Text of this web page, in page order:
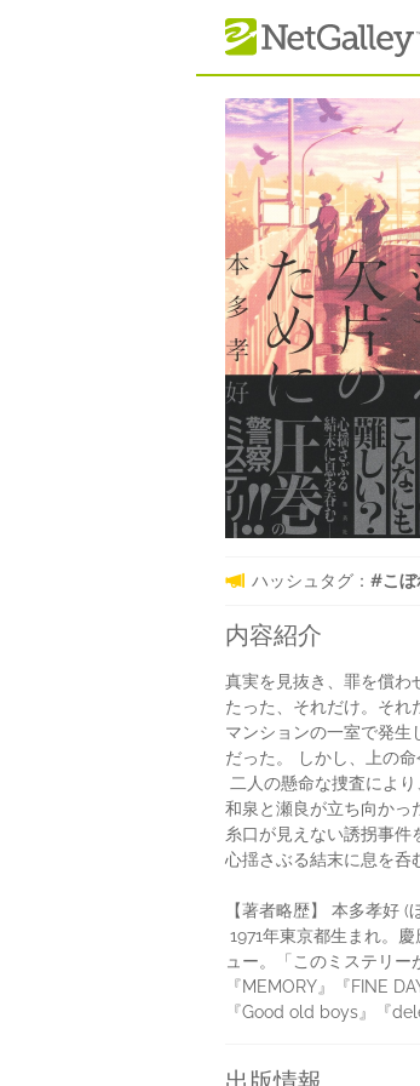
ハッシュタグ： #こぼ
内容紹介
真実を見抜き、罪を償わ
たった、それだけ。そ
マンションの一室で発生
だった。 しかし、上の
二人の懸命な捜査によ
和泉と瀬良が立ち向かっ
糸口が見えない誘拐事件
心揺さぶる結末に息を呑
【著者略歴】 本多孝好 (
1971年東京都生まれ。
ュー。「このミステリ
『MEMORY』『FINE
『Good old boys』『